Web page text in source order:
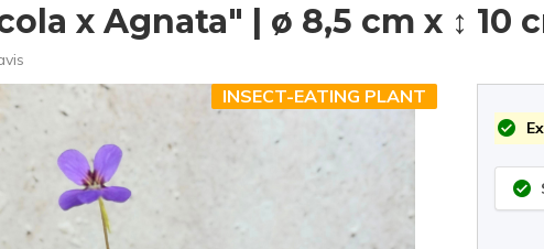
x Agnata" | ø 8,5 cm x ↕ 10
INSECT-EATING PLANT